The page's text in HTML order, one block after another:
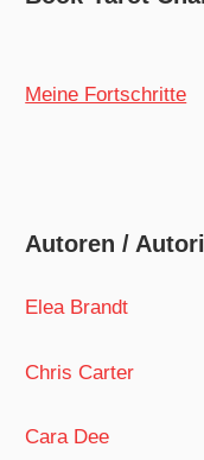
Meine Fortschritte
Autoren /
Elea Brandt
Chris Carter
Cara Dee